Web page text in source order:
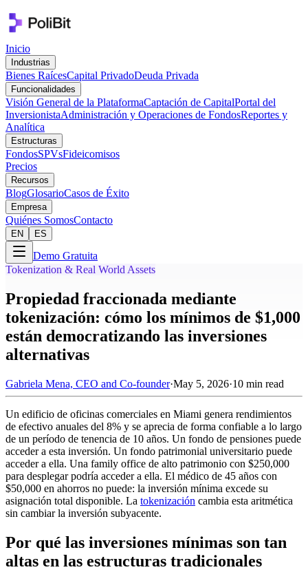
Inicio
Industrias
Bienes RaícesCapital PrivadoDeuda Privada
Funcionalidades
Visión General de la PlataformaCaptación de CapitalPortal del
InversionistaAdministración y Operaciones de FondosReportes y
Analítica
Estructuras
FondosSPVsFideicomisos
Precios
Recursos
BlogGlosarioCasos de Éxito
Empresa
Quiénes SomosContacto
EN ES
Demo Gratuita
Tokenization & Real World Assets
Propiedad fraccionada mediante
tokenización: cómo los mínimos de $1,000
están democratizando las inversiones
alternativas
Gabriela Mena, CEO and Co-founder·May 5, 2026·10 min read
Un edificio de oficinas comerciales en Miami genera rendimientos
de efectivo anuales del 8% y se aprecia de forma confiable a lo largo
de un período de tenencia de 10 años. Un fondo de pensiones puede
acceder a esta inversión. Un fondo patrimonial universitario puede
acceder a ella. Una family office de alto patrimonio con $250,000
para desplegar podría acceder a ella. El médico de 45 años con
$50,000 en ahorros no puede: la inversión mínima excede su
asignación total disponible. La tokenización cambia esta aritmética
sin cambiar la inversión subyacente.
Por qué las inversiones mínimas son tan
altas en las estructuras tradicionales